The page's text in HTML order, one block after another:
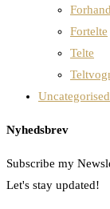
Fortelte
Telte
Uncategorised
Nyhedsbrev
Subscribe my
Let's stay updated!